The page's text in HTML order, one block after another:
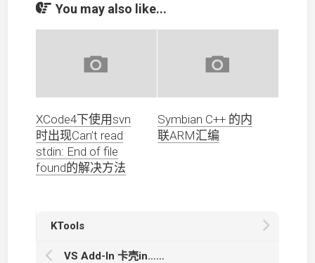
You may also like...
XCode4下使用svn
时出现Can’t read
stdin: End of file
found的解决方法
Symbian C++ 的内
联ARM汇编
KTools
VS Add-In 卡壳in……